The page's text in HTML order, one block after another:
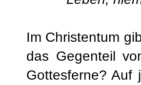
Im Christentum
das Gegenteil
Gottesferne? Auf